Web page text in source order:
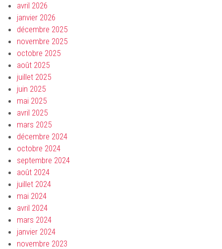
avril 2026
janvier 2026
décembre 2025
novembre 2025
octobre 2025
août 2025
juillet 2025
juin 2025
mai 2025
avril 2025
mars 2025
décembre 2024
octobre 2024
septembre 2024
août 2024
juillet 2024
mai 2024
avril 2024
mars 2024
janvier 2024
novembre 2023